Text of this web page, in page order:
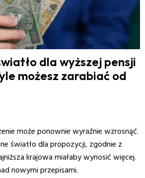
dla wyższej pensji
możesz zarabiać od
może ponownie wyraźnie wzrosnąć.
światło dla propozycji, zgodnie z
krajowa miałaby wynosić więcej.
nowymi przepisami.